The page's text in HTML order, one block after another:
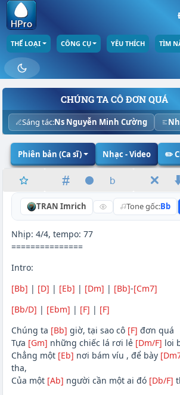
THỂ LOẠI CÔNG CỤ YÊU THÍCH TÌM
CHÚNG TA CÔ ĐƠN QUÁ
Sáng tác:Ns Nguyễn Minh Cường
Phiên bản (Ca sĩ) Nhạc - Video ✏️
TRAN Imrich Tone gốc:Bb
Nhịp: 4/4, tempo: 77
===============
Intro:
[Bb] | [D] | [Eb] | [Dm] | [Bb]-[Cm7]
[Bb/D] | [Ebm] | [F] | [F]
Chúng ta [Bb] giờ, tại sao cô [F] đơn quá
Tựa [Gm] những chiếc lá rơi lẻ [Dm/F] loi
Chẳng một [Eb] nơi bám víu , để bày
tha,
Của một [Ab] người cần một ai đó [Db/F]